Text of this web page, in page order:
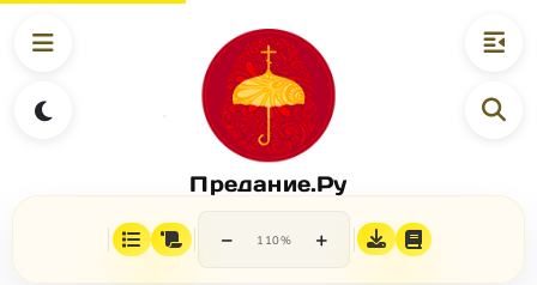
Предание.Ру
− 110% +